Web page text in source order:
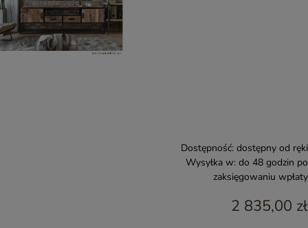
Dostępność: dostępny od ręki
Wysyłka w: do 48 godzin po
zaksięgowaniu wpłaty
2 835,00 zł